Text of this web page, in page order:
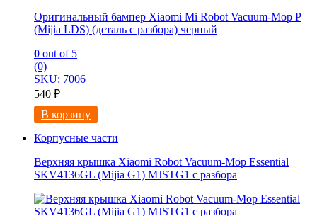
Оригинальный бампер Xiaomi Mi Robot Vacuum-Mop P
(Mijia LDS) (деталь с разбора) черный
0 out of 5
(0)
SKU: 7006
540 ₽
В корзину
Корпусные части
Верхняя крышка Xiaomi Robot Vacuum-Mop Essential
SKV4136GL (Mijia G1) MJSTG1 с разбора